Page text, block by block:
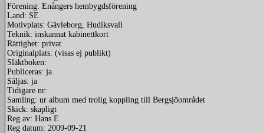
Förening: Enångers hembygdsförening
Land: SE
Motivplats: Gävleborg, Hudiksvall
Teknik: inskannat kabinettkort
Rättighet: privat
Originalplats: (visas ej publikt)
Släktboken:
Publiceras: ja
Säljas: ja
Tidigare nr:
Samling: ur album med trolig koppling till Bergsjöområdet
Skick: skapligt
Reg av: Hans E
Reg datum: 2009-09-21